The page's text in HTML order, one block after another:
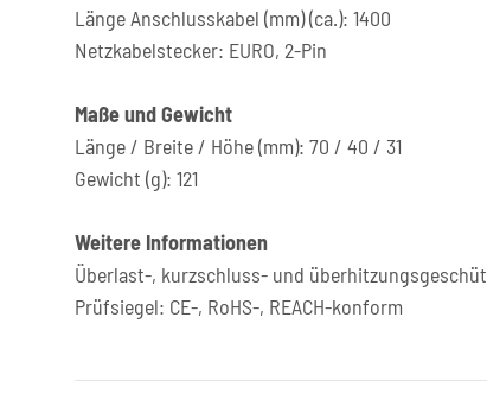
Länge Anschlusskabel (mm) (ca.): 1400
Netzkabelstecker: EURO, 2-Pin
Maße und Gewicht
Länge / Breite / Höhe (mm): 70 / 40 / 31
Gewicht (g): 121
Weitere Informationen
Überlast-, kurzschluss- und
Prüfsiegel: CE-, RoHS-, REACH-konform